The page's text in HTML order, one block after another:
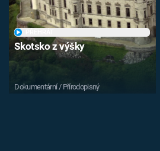
Skotsko z výšky
Dokumentární / Přírodopisný